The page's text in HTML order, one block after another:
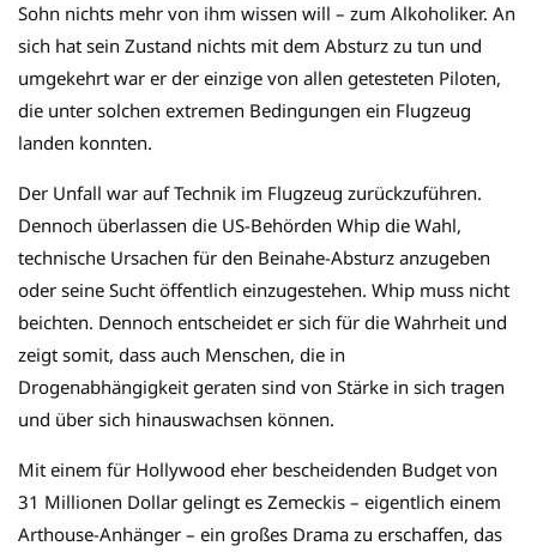
Sohn nichts mehr von ihm wissen will – zum Alkoholiker. An
sich hat sein Zustand nichts mit dem Absturz zu tun und
umgekehrt war er der einzige von allen getesteten Piloten,
die unter solchen extremen Bedingungen ein Flugzeug
landen konnten.
Der Unfall war auf Technik im Flugzeug zurückzuführen.
Dennoch überlassen die US-Behörden Whip die Wahl,
technische Ursachen für den Beinahe-Absturz anzugeben
oder seine Sucht öffentlich einzugestehen. Whip muss nicht
beichten. Dennoch entscheidet er sich für die Wahrheit und
zeigt somit, dass auch Menschen, die in
Drogenabhängigkeit geraten sind von Stärke in sich tragen
und über sich hinauswachsen können.
Mit einem für Hollywood eher bescheidenden Budget von
31 Millionen Dollar gelingt es Zemeckis – eigentlich einem
Arthouse-Anhänger – ein großes Drama zu erschaffen, das